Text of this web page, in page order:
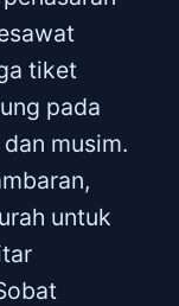
tiket
pada
musim.
untuk